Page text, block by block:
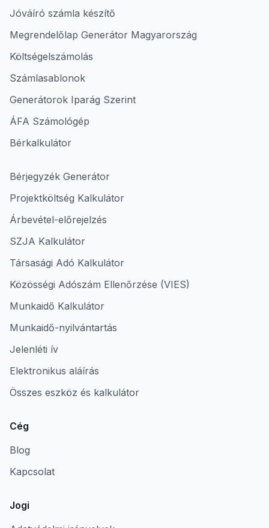
Jóváíró számla készítő
Megrendelőlap Generátor Magyarország
Költségelszámolás
Számlasablonok
Generátorok Iparág Szerint
ÁFA Számológép
Bérkalkulátor
Bérjegyzék Generátor
Projektköltség Kalkulátor
Árbevétel-előrejelzés
SZJA Kalkulátor
Társasági Adó Kalkulátor
Közösségi Adószám Ellenőrzése (VIES)
Munkaidő Kalkulátor
Munkaidő-nyilvántartás
Jelenléti ív
Elektronikus aláírás
Összes eszköz és kalkulátor
Cég
Blog
Kapcsolat
Jogi